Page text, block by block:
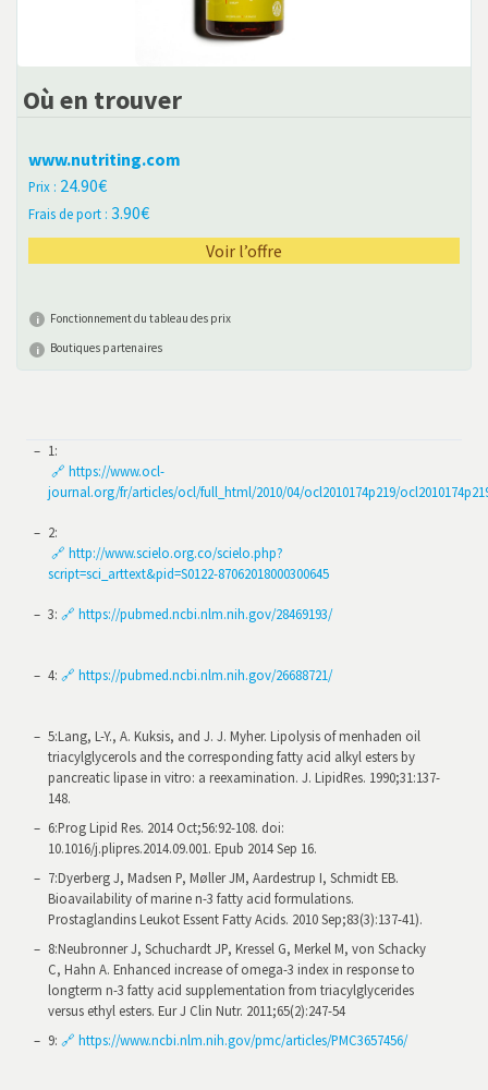
Où en trouver
www.nutriting.com
24.90
3.90
Voir l’offre
Fonctionnement du tableau des prix
Boutiques partenaires
1:
🔗 https://www.ocl-
journal.org/fr/articles/ocl/full_html/2010/04/ocl2010174p219/
2:
🔗 http://www.scielo.org.co/scielo.php?
script=sci_arttext&pid=S0122-87062018000300645
3: 🔗 https://pubmed.ncbi.nlm.nih.gov/28469193/
4: 🔗 https://pubmed.ncbi.nlm.nih.gov/26688721/
5:Lang, L-Y., A. Kuksis, and J. J. Myher. Lipolysis of menhaden oil
triacylglycerols and the corresponding fatty acid alkyl esters by
pancreatic lipase in vitro: a reexamination. J. LipidRes. 1990;31:137-
148.
6:Prog Lipid Res. 2014 Oct;56:92-108. doi:
10.1016/j.plipres.2014.09.001. Epub 2014 Sep 16.
7:Dyerberg J, Madsen P, Møller JM, Aardestrup I, Schmidt EB.
Bioavailability of marine n-3 fatty acid formulations.
Prostaglandins Leukot Essent Fatty Acids. 2010 Sep;83(3):137-41).
8:Neubronner J, Schuchardt JP, Kressel G, Merkel M, von Schacky
C, Hahn A. Enhanced increase of omega-3 index in response to
longterm n-3 fatty acid supplementation from triacylglycerides
versus ethyl esters. Eur J Clin Nutr. 2011;65(2):247-54
9: 🔗 https://www.ncbi.nlm.nih.gov/pmc/articles/PMC3657456/